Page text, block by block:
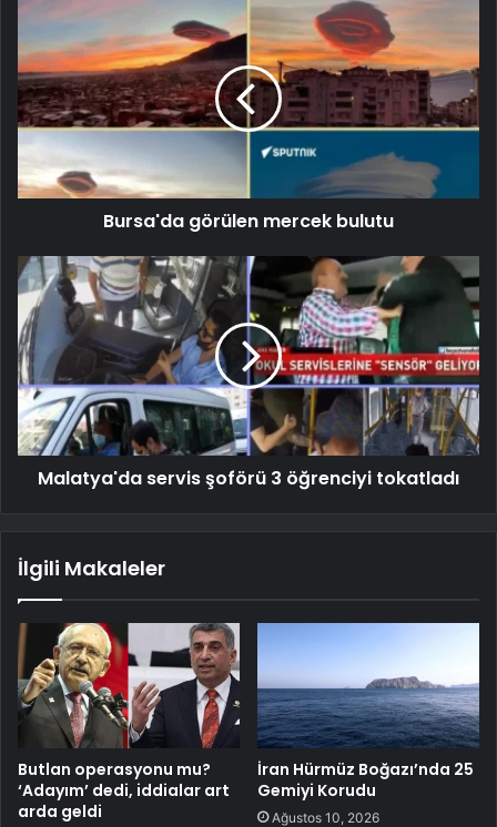
Bursa'da görülen mercek bulutu
Malatya'da servis şoförü 3 öğrenciyi tokatladı
İlgili Makaleler
Butlan operasyonu mu?
‘Adayım’ dedi, iddialar art
arda geldi
İran Hürmüz Boğazı’nda 25
Gemiyi Korudu
Ağustos 10, 2026